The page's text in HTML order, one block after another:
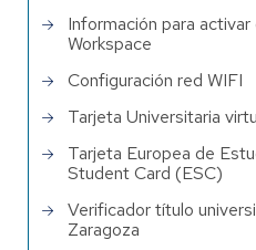
Información para
Workspace
Configuración red WIFI
Tarjeta Universitaria
Tarjeta Europea de
Student Card (ESC)
Verificador título
Zaragoza